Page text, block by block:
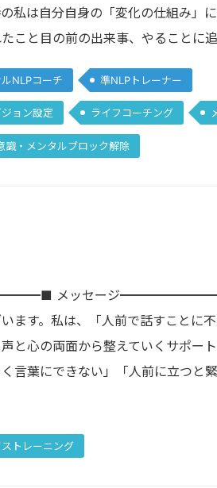
私は自分自身の「変化の仕組み」
こと目の前の出来事、やることに
NLPコーチ 準NLPトレーナー
ョン設定 ライフコーチング
識・メンタルブロック解除
メッセージ
ます。私は、「人前で話すことに
と心の両面から整えていくサポー
言葉にできない」「人前に立つと
トレーニング